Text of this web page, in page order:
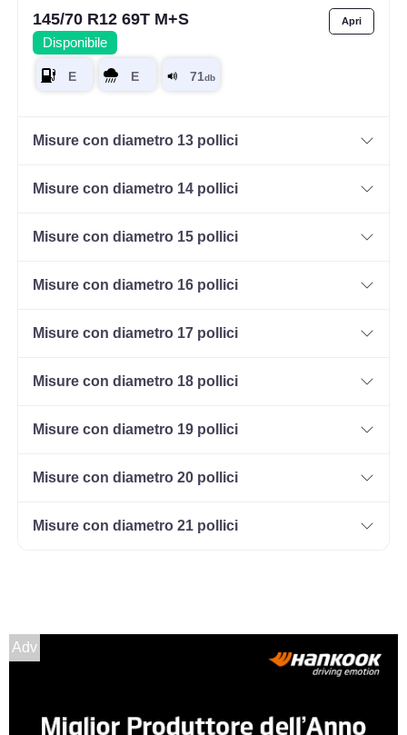
145/70 R12 69T M+S
Disponibile
Misure con diametro 13 pollici
Misure con diametro 14 pollici
Misure con diametro 15 pollici
Misure con diametro 16 pollici
Misure con diametro 17 pollici
Misure con diametro 18 pollici
Misure con diametro 19 pollici
Misure con diametro 20 pollici
Misure con diametro 21 pollici
Adv